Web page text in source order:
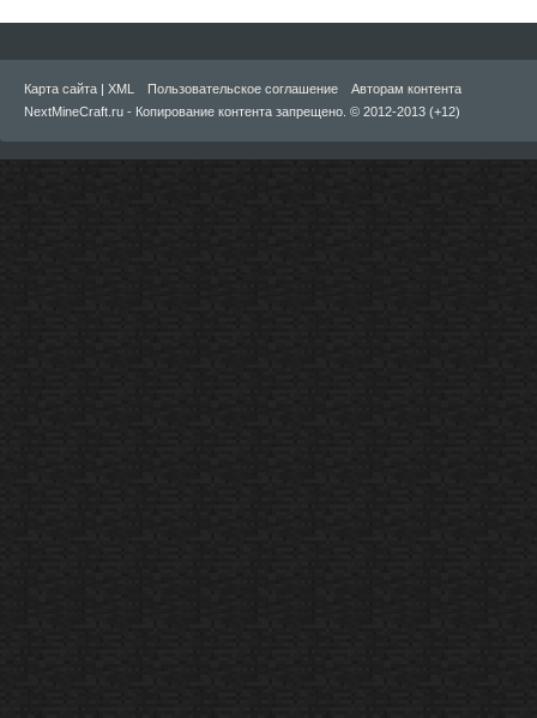
Карта сайта | XML Пользовательское соглашение
Авторам контента
NextMineCraft.ru - Копирование контента запрещено. © 2012-2013 (+12)